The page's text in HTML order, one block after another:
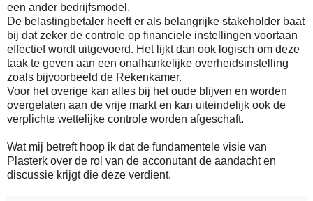
een ander bedrijfsmodel.
De belastingbetaler heeft er als belangrijke stakeholder baat
bij dat zeker de controle op financiele instellingen voortaan
effectief wordt uitgevoerd. Het lijkt dan ook logisch om deze
taak te geven aan een onafhankelijke overheidsinstelling
zoals bijvoorbeeld de Rekenkamer.
Voor het overige kan alles bij het oude blijven en worden
overgelaten aan de vrije markt en kan uiteindelijk ook de
verplichte wettelijke controle worden afgeschaft.
Wat mij betreft hoop ik dat de fundamentele visie van
Plasterk over de rol van de acconutant de aandacht en
discussie krijgt die deze verdient.